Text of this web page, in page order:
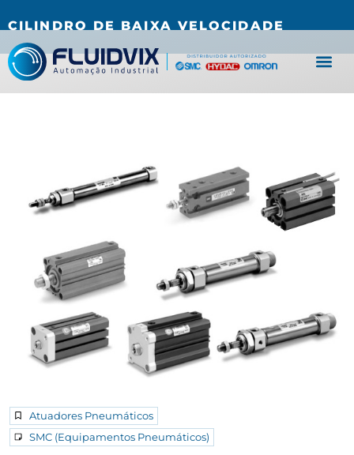
CILINDRO DE BAIXA VELOCIDADE
Atuadores Pneumáticos
SMC (Equipamentos Pneumáticos)